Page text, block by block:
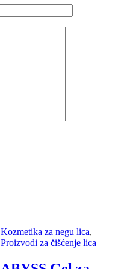
Kozmetika za negu lica,
Proizvodi za čišćenje lica